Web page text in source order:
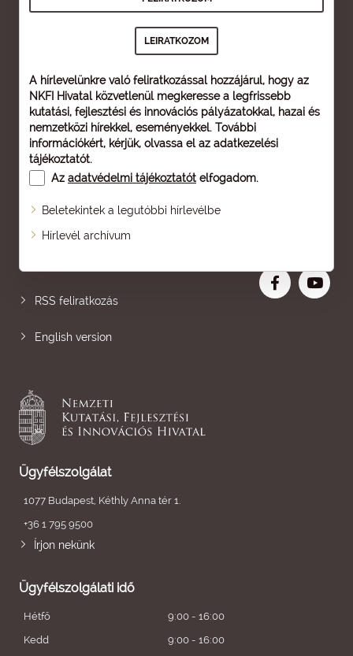
A hírlevelünkre való feliratkozással hozzájárul, hogy az
NKFI Hivatal közvetlenül megkeresse a legfrissebb
kutatási, fejlesztési és innovációs pályázatokkal, hazai és
nemzetközi hírekkel, eseményekkel. További
információkért, kérjük, olvassa el az adatkezelési
tájékoztatót.
Az adatvédelmi tájékoztatót elfogadom.
Beletekintek a legutóbbi hírlevélbe
Hírlevél archívum
Oldaltérkép
RSS feliratkozás
English version
Ügyfélszolgálat
1077 Budapest, Kéthly Anna tér 1.
+36 1 795 9500
Írjon nekünk
Ügyfélszolgálati idő
Hétfő
9:00 - 16:00
Kedd
9:00 - 16:00